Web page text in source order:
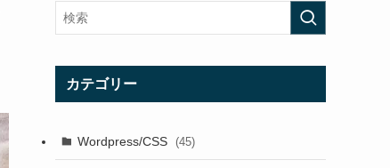
カテゴリー
Wordpress/CSS (45)